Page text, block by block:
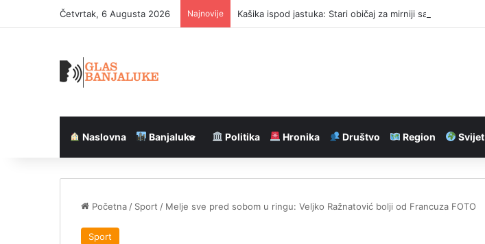
Četvrtak, 6 Augusta 2026 Najnovije Kašika ispod jastuka: Stari običaj za mirniji san
Naslovna Banjaluka Politika Hronika Društvo Region Svijet
Početna / Sport / Melje sve pred sobom u ringu: Veljko Ražnatović bolji od Francuza FOTO
Sport